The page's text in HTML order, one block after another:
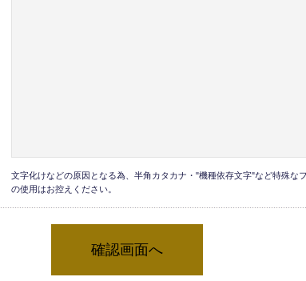
文字化けなどの原因となる為、半角カタカナ・"機種依存文字"など特殊な
の使用はお控えください。